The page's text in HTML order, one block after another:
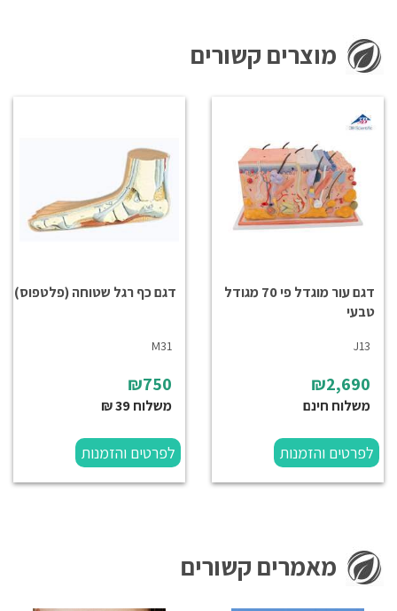
מוצרים קשורים
דגם עור מוגדל פי 70 מגודל
טבעי
J13
₪2,690
משלוח חינם
לפרטים והזמנות
דגם כף רגל שטוחה (פלטפוס)
M31
₪750
משלוח 39 ₪
לפרטים והזמנות
מאמרים קשורים